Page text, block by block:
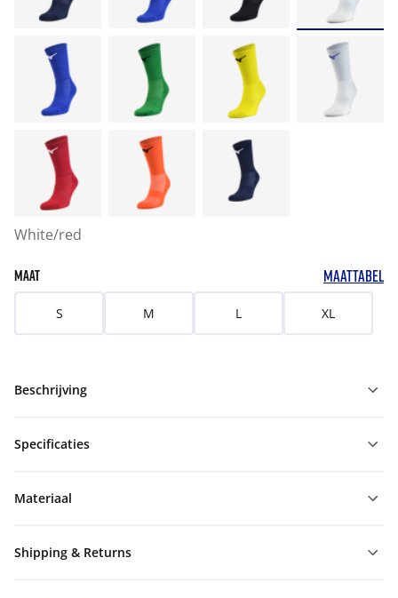
White/red
MAAT MAATTABEL
S M L XL
Beschrijving
Specificaties
Materiaal
Shipping & Returns